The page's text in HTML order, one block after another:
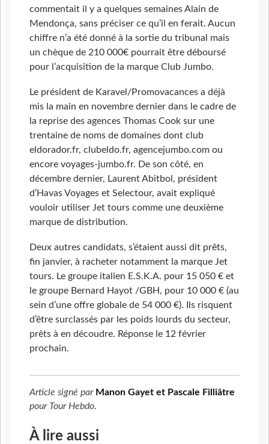
commentait il y a quelques semaines Alain de
Mendonça, sans préciser ce qu’il en ferait. Aucun
chiffre n’a été donné à la sortie du tribunal mais
un chèque de 210 000€ pourrait être déboursé
pour l’acquisition de la marque Club Jumbo.
Le président de Karavel/Promovacances a déjà
mis la main en novembre dernier dans le cadre de
la reprise des agences Thomas Cook sur une
trentaine de noms de domaines dont club
eldorador.fr, clubeldo.fr, agencejumbo.com ou
encore voyages-jumbo.fr. De son côté, en
décembre dernier, Laurent Abitbol, président
d’Havas Voyages et Selectour, avait expliqué
vouloir utiliser Jet tours comme une deuxième
marque de distribution.
Deux autres candidats, s’étaient aussi dit prêts,
fin janvier, à racheter notamment la marque Jet
tours. Le groupe italien E.S.K.A. pour 15 050 € et
le groupe Bernard Hayot /GBH, pour 10 000 € (au
sein d’une offre globale de 54 000 €). Ils risquent
d’être surclassés par les poids lourds du secteur,
prêts à en découdre. Réponse le 12 février
prochain.
Article signé par Manon Gayet et Pascale Filliâtre
pour Tour Hebdo.
À lire aussi